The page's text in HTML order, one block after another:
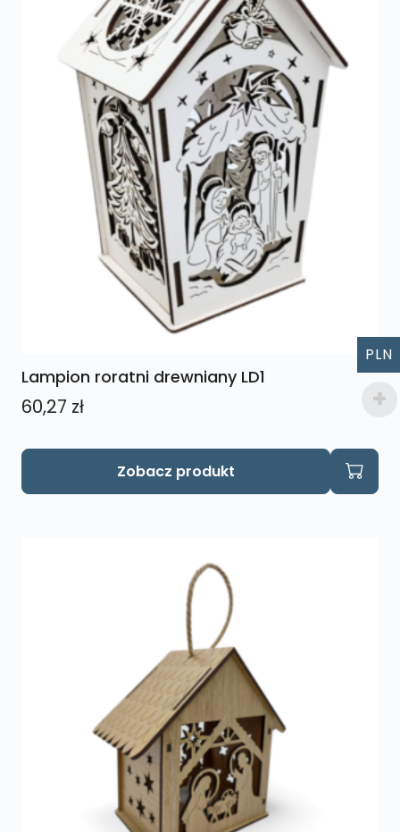
Lampion roratni drewniany LD1
60,27 zł
Zobacz produkt
PLN